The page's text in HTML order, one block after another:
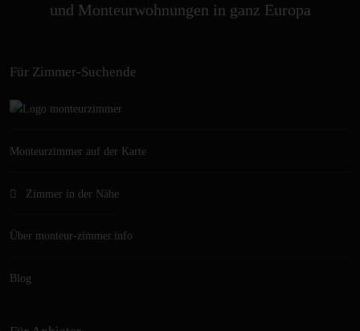
und Monteurwohnungen in ganz Europa
Für Zimmer-Suchende
Monteurzimmer auf der Karte
Zimmer in der Nähe
Über monteur-zimmer.info
Blog